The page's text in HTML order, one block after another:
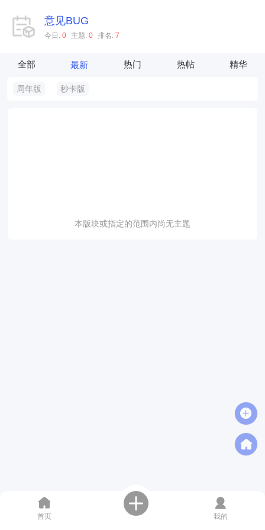
意见BUG
今日: 0 主题: 0 排名: 7
全部 最新 热门 热帖 精华
周年版 秒卡版
本版块或指定的范围内尚无主题
首页 我的